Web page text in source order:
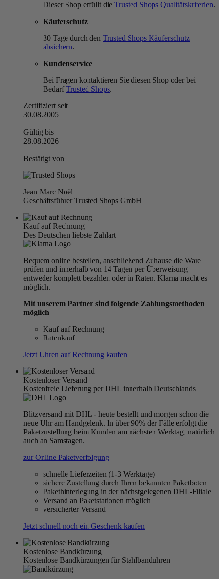
Dieser Shop erfüllt die Trusted Shops Qualitätskriterien.
Käuferschutz
30 Tage durch den Trusted Shops Käuferschutz
absichern.
Kundenservice
Bei Fragen kontaktieren Sie diesen Shop oder bei
BedarfTrusted Shops.
Zertifiziert seit
30.08.2005
Gültig bis
28.08.2026
Bestätigt von
Jean-Marc Noël
Geschäftsführer Trusted Shops GmbH
Kauf auf Rechnung
Des Deutschen liebste Zahlart
Bequem online bestellen, anschließend Zuhause die Ware
prüfen und innerhalb von 14 Tagen per Überweisung
entweder komplett bezahlen oder in Raten. Klarna macht es
möglich.
Mit unserem Partner sind folgende Zahlungsmethoden
möglich
Kauf auf Rechnung
Ratenkauf
Jetzt Uhren auf Rechnung kaufen
Kostenloser Versand
Kostenfreie Lieferung per DHL innerhalb Deutschlands
Blitzversand mit DHL - heute bestellt und morgen schon die
neue Uhr am Handgelenk. In über 90% der Fälle erfolgt die
Paketzustellung beim Kunden am nächsten Werktag, natürlich
auch an Samstagen.
zur Online Paketverfolgung
schnelle Lieferzeiten (1-3 Werktage)
sichere Zustellung durch Ihren bekannten Paketboten
Pakethinterlegung in der nächstgelegenen DHL-Filiale
Versand an Paketstationen möglich
versicherter Versand
Jetzt schnell noch ein Geschenk kaufen
Kostenlose Bandkürzung
Kostenlose Bandkürzungen für Stahlbanduhren